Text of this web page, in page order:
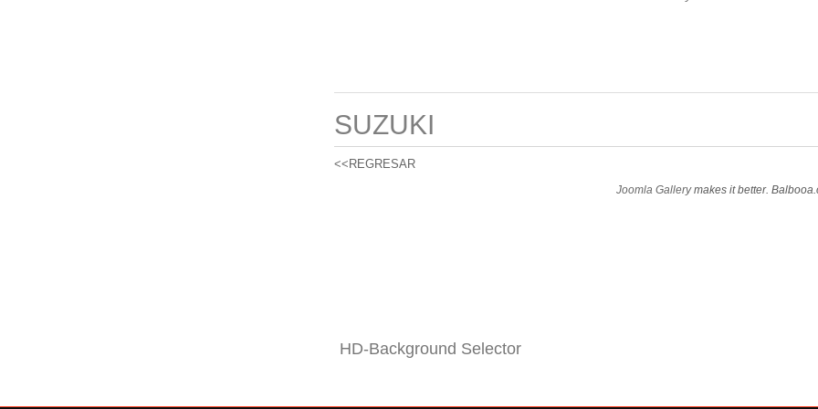
SUZUKI
<<REGRESAR
Joomla Gallerymakes it better.
HD-Background Selector